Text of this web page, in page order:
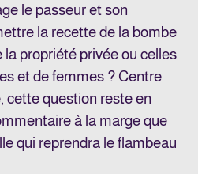
le passeur et son
la recette de la bombe
propriété privée ou celles
et de femmes ? Centre
cette question reste en
à la marge que
qui reprendra le flambeau